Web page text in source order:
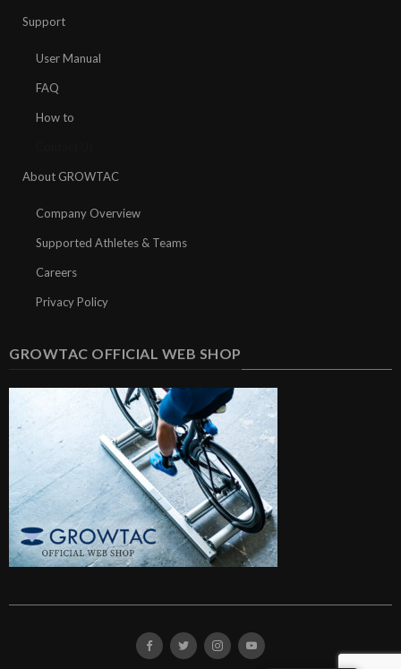
Support
User Manual
FAQ
How to
About GROWTAC
Company Overview
Supported Athletes & Teams
Careers
Privacy Policy
GROWTAC OFFICIAL WEB SHOP